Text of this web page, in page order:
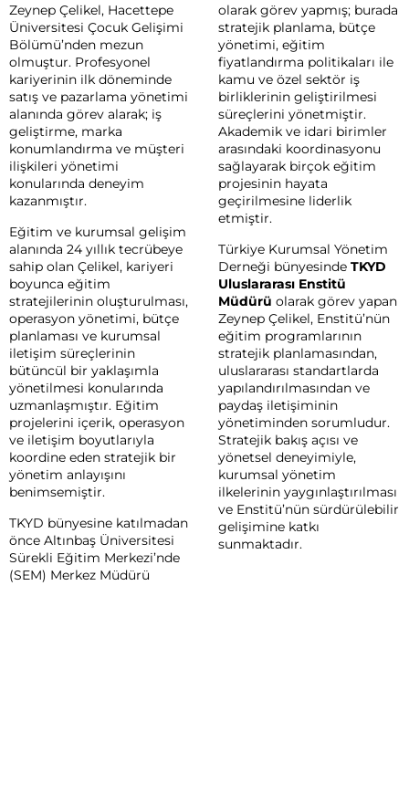
Zeynep Çelikel, Hacettepe
Üniversitesi Çocuk Gelişimi
Bölümü’nden mezun
olmuştur. Profesyonel
kariyerinin ilk döneminde
satış ve pazarlama yönetimi
alanında görev alarak; iş
geliştirme, marka
konumlandırma ve müşteri
ilişkileri yönetimi
konularında deneyim
kazanmıştır.
Eğitim ve kurumsal gelişim
alanında 24 yıllık tecrübeye
sahip olan Çelikel, kariyeri
boyunca eğitim
stratejilerinin oluşturulması,
operasyon yönetimi, bütçe
planlaması ve kurumsal
iletişim süreçlerinin
bütüncül bir yaklaşımla
yönetilmesi konularında
uzmanlaşmıştır. Eğitim
projelerini içerik, operasyon
ve iletişim boyutlarıyla
koordine eden stratejik bir
yönetim anlayışını
benimsemiştir.
TKYD bünyesine katılmadan
önce Altınbaş Üniversitesi
Sürekli Eğitim Merkezi’nde
(SEM) Merkez Müdürü
olarak görev yapmış; burada
stratejik planlama, bütçe
yönetimi, eğitim
fiyatlandırma politikaları ile
kamu ve özel sektör iş
birliklerinin geliştirilmesi
süreçlerini yönetmiştir.
Akademik ve idari birimler
arasındaki koordinasyonu
sağlayarak birçok eğitim
projesinin hayata
geçirilmesine liderlik
etmiştir.
Türkiye Kurumsal Yönetim
Derneği bünyesinde TKYD
Uluslararası Enstitü
Müdürü olarak görev yapan
Zeynep Çelikel, Enstitü’nün
eğitim programlarının
stratejik planlamasından,
uluslararası standartlarda
yapılandırılmasından ve
paydaş iletişiminin
yönetiminden sorumludur.
Stratejik bakış açısı ve
yönetsel deneyimiyle,
kurumsal yönetim
ilkelerinin yaygınlaştırılması
ve Enstitü’nün sürdürülebilir
gelişimine katkı
sunmaktadır.